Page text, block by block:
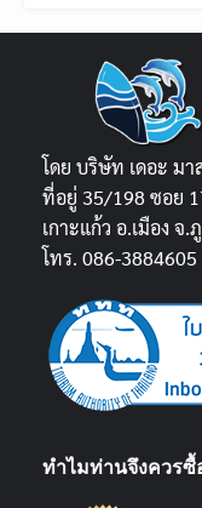
โดย บริษัท เดอะ มา
ที่อยู่ 35/198 ซอย
เกาะแก้ว อ.เมือง จ.
โทร. 086-3884605
ทำไมท่านจึงควรซื้